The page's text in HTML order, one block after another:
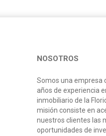
NOSOTROS
Somos una empresa
años de experiencia
inmobiliario de la
misión consiste en
nuestros clientes las
oportunidades de